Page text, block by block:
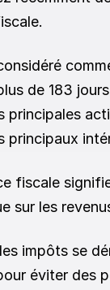
de 183
principales
principaux
fiscale
sur les
impôts se
éviter des